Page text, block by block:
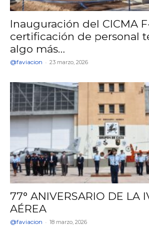
Inauguración del CICMA
certificación de personal
algo más…
@faviacion - 23 marzo, 2026
77° ANIVERSARIO DE LA
AÉREA
@faviacion - 18 marzo, 2026